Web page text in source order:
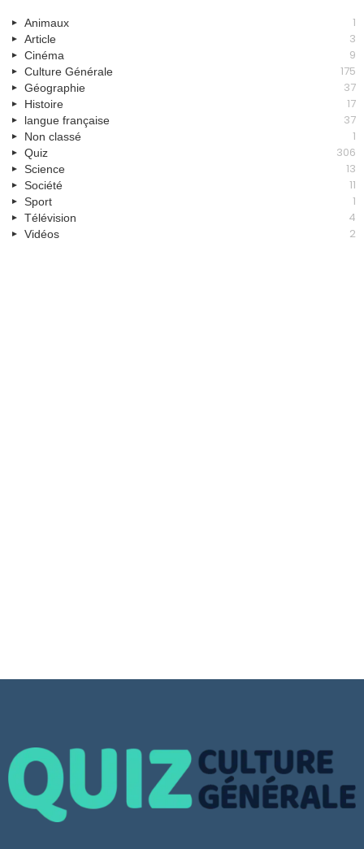
Animaux 1
Article 3
Cinéma 9
Culture Générale 175
Géographie 37
Histoire 17
langue française 37
Non classé 1
Quiz 306
Science 13
Société 11
Sport 1
Télévision 4
Vidéos 2